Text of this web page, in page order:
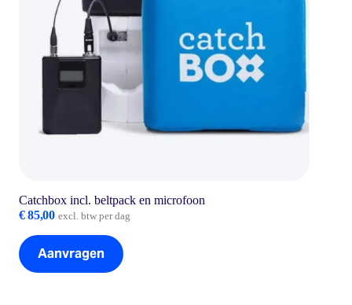
Catchbox incl. beltpack en microfoon
€85,00 excl. btw per dag
Aanvragen